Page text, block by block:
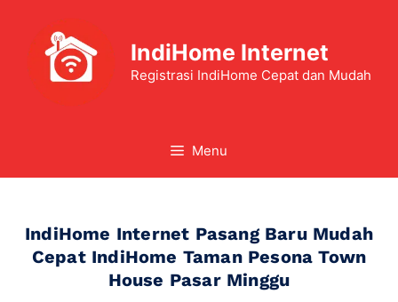
IndiHome Internet
Registrasi IndiHome Cepat dan Mudah
Menu
IndiHome Internet Pasang Baru Mudah
Cepat IndiHome Taman Pesona Town
House Pasar Minggu